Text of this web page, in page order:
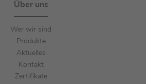
Über uns
Wer wir sind
Produkte
Aktuelles
Kontakt
Zertifikate